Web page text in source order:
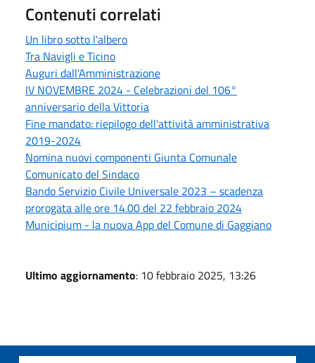
Contenuti correlati
Un libro sotto l'albero
Tra Navigli e Ticino
Auguri dall'Amministrazione
IV NOVEMBRE 2024 - Celebrazioni del 106°
anniversario della Vittoria
Fine mandato: riepilogo dell'attività amministrativa
2019-2024
Nomina nuovi componenti Giunta Comunale
Comunicato del Sindaco
Bando Servizio Civile Universale 2023 – scadenza
prorogata alle ore 14.00 del 22 febbraio 2024
Municipium - la nuova App del Comune di Gaggiano
Ultimo aggiornamento: 10 febbraio 2025, 13:26